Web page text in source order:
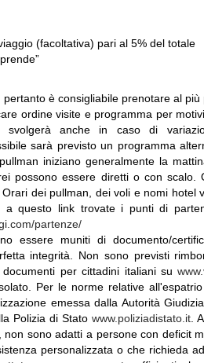
(facoltativa) pari al 5% del totale
è consigliabile prenotare al più
ordine visite e programma per
anche in caso di
sarà previsto un programma
iniziano generalmente la
possono essere diretti o con
dei pullman, dei voli e nomi hotel
a questo link trovate i punti di
partenze/
essere muniti di documento/
integrità. Non sono previsti
documenti per cittadini italiani su
Per le norme relative
emessa dalla Autorità
Polizia di Stato www.poliziadistato.it.
sono adatti a persone con deficit
personalizzata o che richieda